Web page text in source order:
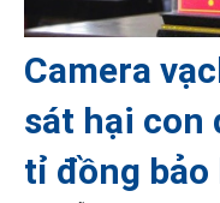
Camera
sát hại con
tỉ đồng bảo